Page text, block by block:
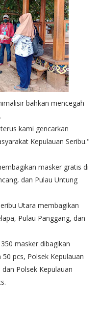
bahkan mencegah
kami gencarkan
Kepulauan Seribu."
masker gratis di
dan Pulau Untung
Utara membagikan
Pulau Panggang, dan
masker dibagikan
pcs, Polsek Kepulauan
Polsek Kepulauan